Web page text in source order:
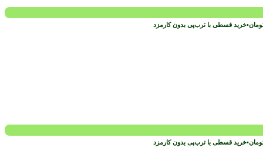
•خرید قسطی با ترب‌پی بدون کارمزد
•خرید قسطی با ترب‌پی بدون کارمزد